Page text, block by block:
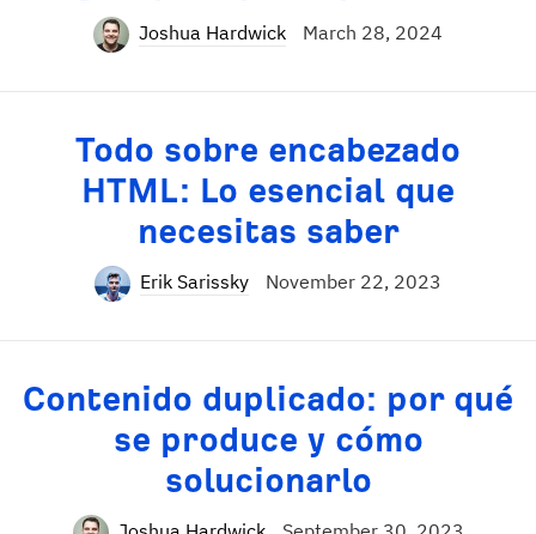
Joshua Hardwick March 28, 2024
Todo sobre encabezado
HTML: Lo esencial que
necesitas saber
Erik Sarissky November 22, 2023
Contenido duplicado: por qué
se produce y cómo
solucionarlo